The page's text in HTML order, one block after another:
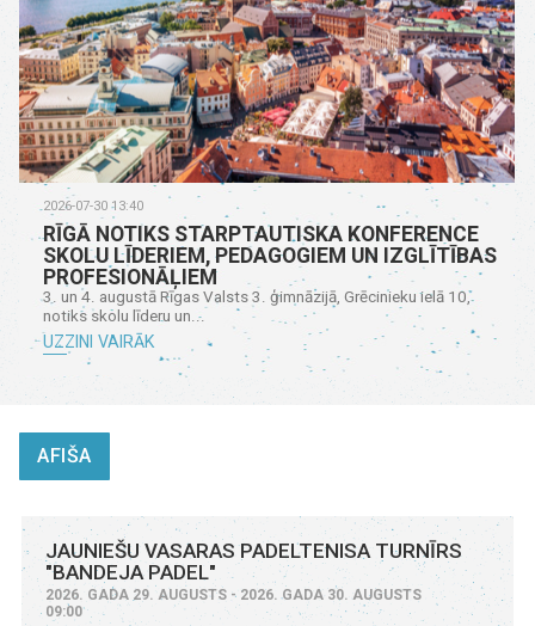
2026-07-30 13:40
RĪGĀ NOTIKS STARPTAUTISKA KONFERENCE
SKOLU LĪDERIEM, PEDAGOGIEM UN IZGLĪTĪBAS
PROFESIONĀĻIEM
3. un 4. augustā Rīgas Valsts 3. ģimnāzijā, Grēcinieku ielā 10,
notiks skolu līderu un...
UZZINI VAIRĀK
AFIŠA
JAUNIEŠU VASARAS PADELTENISA TURNĪRS
"BANDEJA PADEL"
2026. GADA 29. AUGUSTS - 2026. GADA 30. AUGUSTS
09:00